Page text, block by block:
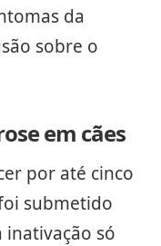
da
sobre o
em cães
por até cinco
submetido
inativação só